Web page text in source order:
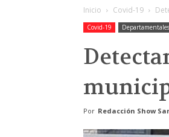
Inicio Covid-19
Covid-19 Departamentales
Por Redacción Show